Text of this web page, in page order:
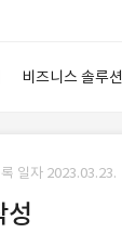
비즈니스 솔루션
안심 코드 케어
솔루션 마켓
스토어
일자 2023.03.23.
성